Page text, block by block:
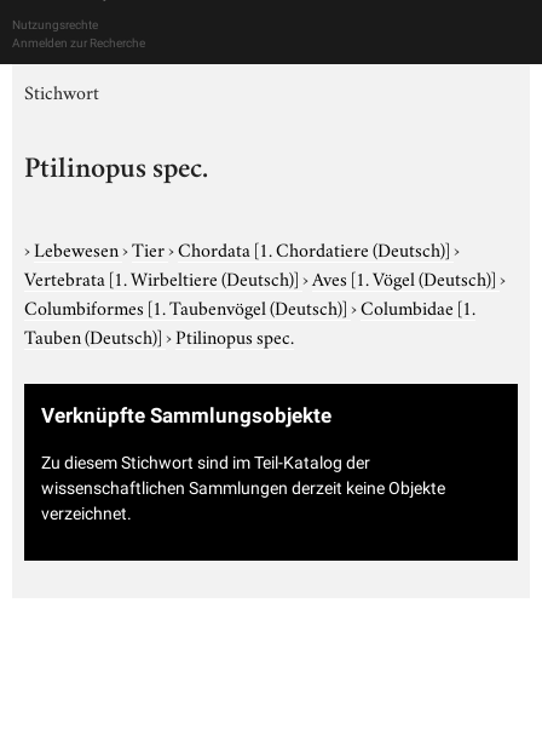
Nutzungsrechte
Anmelden zur Recherche
Stichwort
Ptilinopus spec.
›Lebewesen›Tier›Chordata [1. Chordatiere (Deutsch)]›
Vertebrata [1. Wirbeltiere (Deutsch)]›Aves [1. Vögel (Deutsch)]›
Columbiformes [1. Taubenvögel (Deutsch)]›Columbidae [1.
Tauben (Deutsch)]›Ptilinopus spec.
Verknüpfte Sammlungsobjekte
Zu diesem Stichwort sind im Teil-Katalog der
wissenschaftlichen Sammlungen derzeit keine Objekte
verzeichnet.